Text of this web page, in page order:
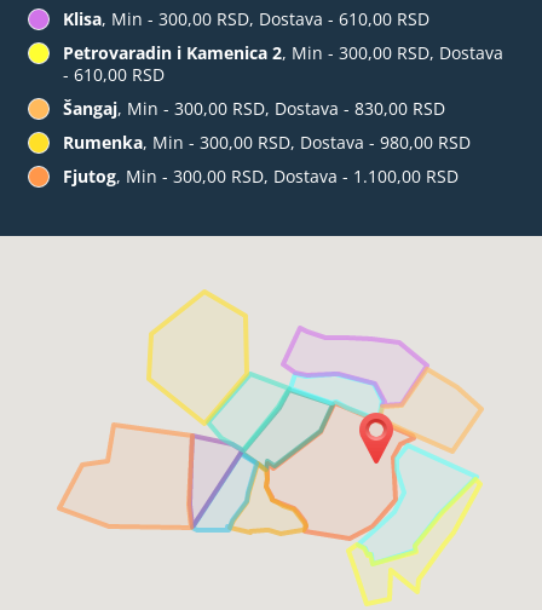
Klisa, Min - 300,00 RSD, Dostava - 610,00 RSD
Petrovaradin i Kamenica 2, Min - 300,00 RSD, Dostava
- 610,00 RSD
Šangaj, Min - 300,00 RSD, Dostava - 830,00 RSD
Rumenka, Min - 300,00 RSD, Dostava - 980,00 RSD
Fjutog, Min - 300,00 RSD, Dostava - 1.100,00 RSD